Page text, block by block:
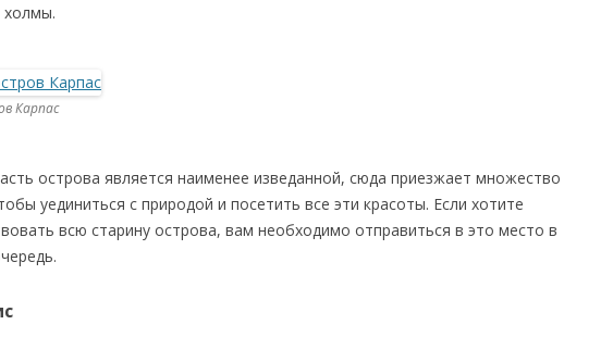
холмы.
Карпас
острова является наименее изведанной, сюда приезжает множество
уединиться с природой и посетить все эти красоты. Если хотите
всю старину острова, вам необходимо отправиться в это место в